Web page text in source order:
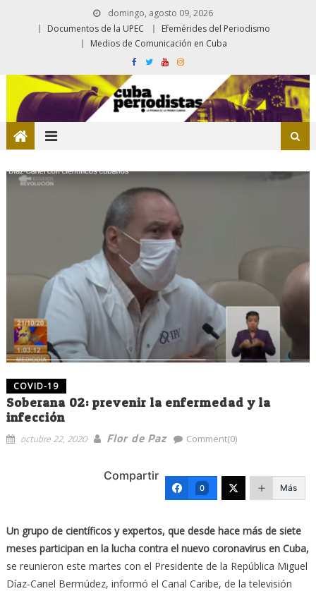
domingo, agosto 09, 2026
Documentos de la UPEC
Efemérides del Periodismo
Medios de Comunicación en Cuba
COVID-19
Soberana 02: prevenir la enfermedad y la
infección
octubre 22, 2020 Flor de Paz Comment(0)
Compartir
0 Más
Un grupo de científicos y expertos, que desde hace más de siete
meses participan en la lucha contra el nuevo coronavirus en Cuba,
se reunieron este martes con el Presidente de la República Miguel
Díaz-Canel Bermúdez, informó el Canal Caribe, de la televisión